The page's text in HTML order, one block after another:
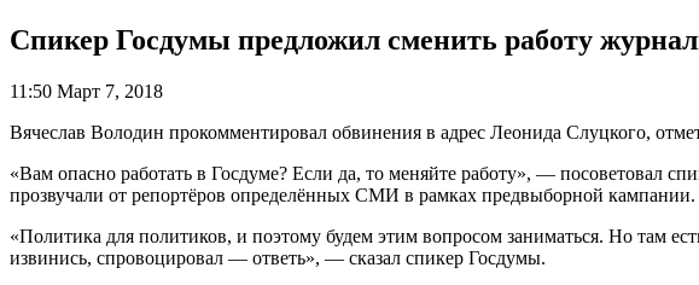
Спикер Госдумы предложил сменить работу
11:50 Март 7, 2018
Вячеслав Володин прокомментировал обвинения в адрес Леонида Слуцкого,
«Вам опасно работать в Госдуме? Если да, то меняйте работу», — посоветовал
прозвучали от репортёров определённых СМИ в рамках предвыборной кампании.
«Политика для политиков, и поэтому будем этим вопросом заниматься. Но там
извинись, спровоцировал — ответь», — сказал спикер Госдумы.